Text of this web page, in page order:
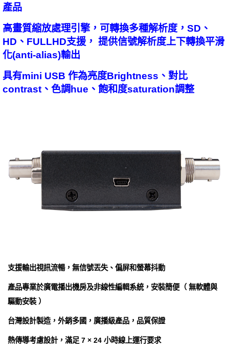
產品
高畫質縮放處理引擎，可轉換多種解析度，SD、
HD、FULLHD支援， 提供信號解析度上下轉換平滑
化(anti-alias)輸出
具有mini USB 作為亮度Brightness、對比
contrast、色調hue、飽和度saturation調整
支援輸出視訊流暢，無信號丟失、偏屏和螢幕抖動
產品專業於廣電播出機房及非線性編輯系統，安裝簡便（ 無軟體與
驅動安裝 ）
台灣設計製造，外銷多國，廣播級產品，品質保證
熱傳導考慮設計，滿足 7 × 24 小時線上運行要求